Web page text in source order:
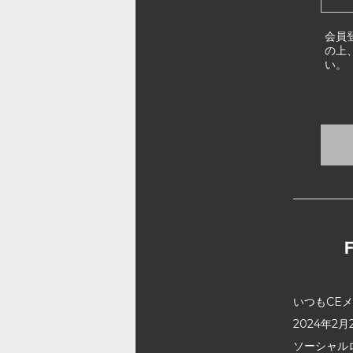
会員
の上
い。
いつもCE
2024年2月
ソーシャ